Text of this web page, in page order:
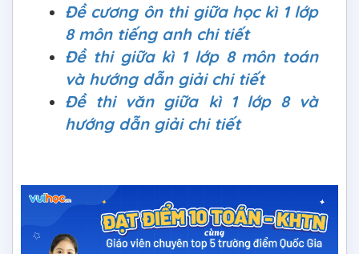
Đề cương ôn thi giữa học kì 1 lớp
8 môn tiếng anh chi tiết
Đề thi giữa kì 1 lớp 8 môn toán
và hướng dẫn giải chi tiết
Đề thi văn giữa kì 1 lớp 8 và
hướng dẫn giải chi tiết